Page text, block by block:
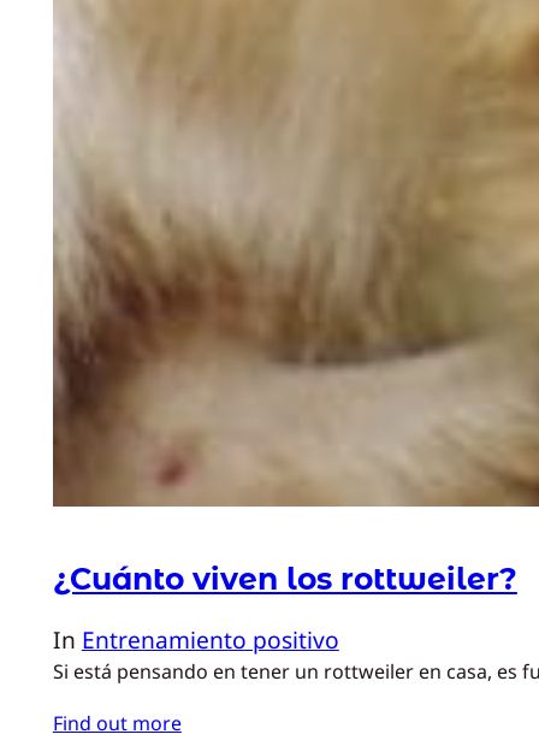
¿Cuánto viven los rottweiler?
In Entrenamiento positivo
Si está pensando en tener un rottweiler en casa, es
Find out more